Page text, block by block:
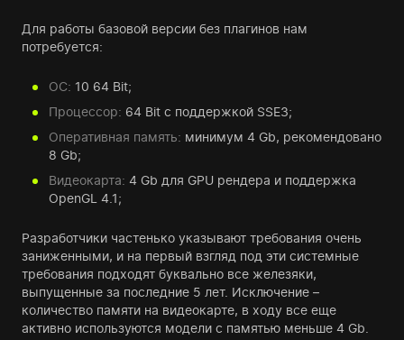
Для работы базовой версии без плагинов нам
потребуется:
ОС: 10 64 Bit;
Процессор: 64 Bit с поддержкой SSE3;
Оперативная память: минимум 4 Gb, рекомендовано
8 Gb;
Видеокарта: 4 Gb для GPU рендера и поддержка
OpenGL 4.1;
Разработчики частенько указывают требования очень
заниженными, и на первый взгляд под эти системные
требования подходят буквально все железяки,
выпущенные за последние 5 лет. Исключение –
количество памяти на видеокарте, в ходу все еще
активно используются модели с памятью меньше 4 Gb.